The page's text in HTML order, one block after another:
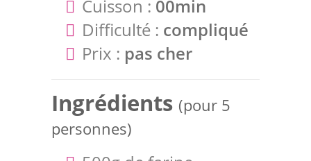
Cuisson : 00min
Difficulté : compliqué
Prix : pas cher
Ingrédients (pour 5
personnes)